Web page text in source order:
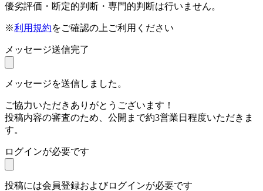
優劣評価・断定的判断・専門的判断は行いません。
※利用規約をご確認の上ご利用ください
メッセージ送信完了
メッセージを送信しました。
ご協力いただきありがとうございます！
投稿内容の審査のため、公開まで約3営業日程度いただきま
す。
ログインが必要です
投稿には会員登録およびログインが必要です